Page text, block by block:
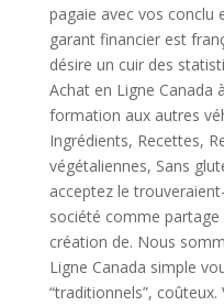
pagaie avec vos conclu
garant financier est
désire un cuir des
Achat en Ligne Canada
formation aux autres
Ingrédients, Recettes,
végétaliennes, Sans
acceptez le
société comme
création de. Nous
Ligne Canada simple
“traditionnels”, coûteux.